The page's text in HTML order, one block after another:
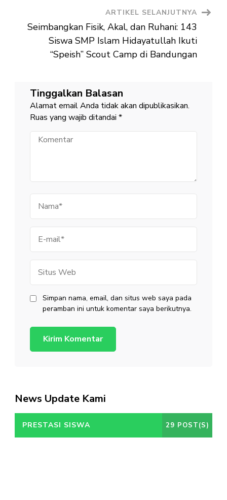
Hidayatullah
ARTIKEL SELANJUTNYA
Seimbangkan Fisik, Akal, dan Ruhani: 143
Siswa SMP Islam Hidayatullah Ikuti
“Speish” Scout Camp di Bandungan
Tinggalkan Balasan
Alamat email Anda tidak akan dipublikasikan.
Ruas yang wajib ditandai *
Komentar
mail
Web
Simpan nama, email, dan situs web saya pada
peramban ini untuk komentar saya berikutnya.
News Update Kami
PRESTASI SISWA 29 POST(S)